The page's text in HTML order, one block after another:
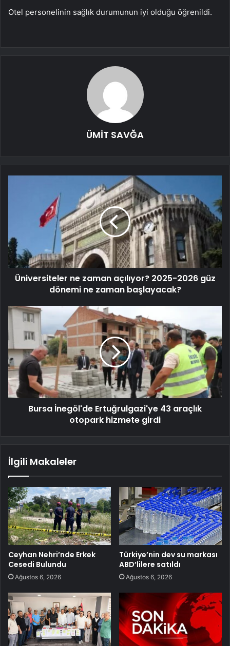
Otel personelinin sağlık durumunun iyi olduğu öğrenildi.
ÜMİT SAVĞA
Üniversiteler ne zaman açılıyor? 2025-2026 güz
dönemi ne zaman başlayacak?
Bursa İnegöl'de Ertuğrulgazi'ye 43 araçlık
otopark hizmete girdi
İlgili Makaleler
Ceyhan Nehri’nde Erkek
Cesedi Bulundu
Ağustos 6, 2026
Türkiye’nin dev su markası
ABD’lilere satıldı
Ağustos 6, 2026